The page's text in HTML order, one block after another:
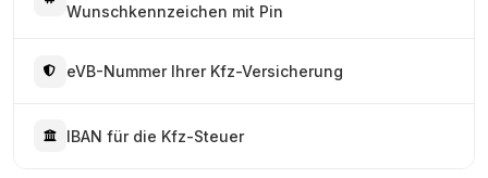
Wunschkennzeichen mit Pin
eVB-Nummer Ihrer Kfz-Versicherung
IBAN für die Kfz-Steuer